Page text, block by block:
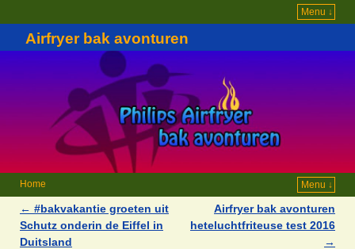
Menu ↓
Airfryer bak avonturen
Home Menu ↓
Berichtnavigatie
← #bakvakantie groeten uit
Schutz onderin de Eiffel in
Duitsland
Airfryer bak avonturen
heteluchtfriteuse test 2016
→